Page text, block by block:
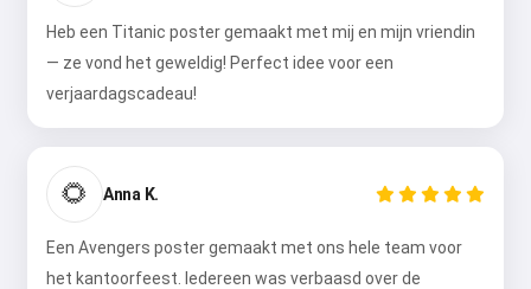
Heb een Titanic poster gemaakt met mij en mijn vriendin
— ze vond het geweldig! Perfect idee voor een
verjaardagscadeau!
🌻 Anna K.
Een Avengers poster gemaakt met ons hele team voor
het kantoorfeest. Iedereen was verbaasd over de